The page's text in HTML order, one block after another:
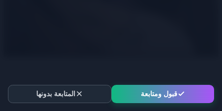
قبول ومتابعة المتابعة بدونها